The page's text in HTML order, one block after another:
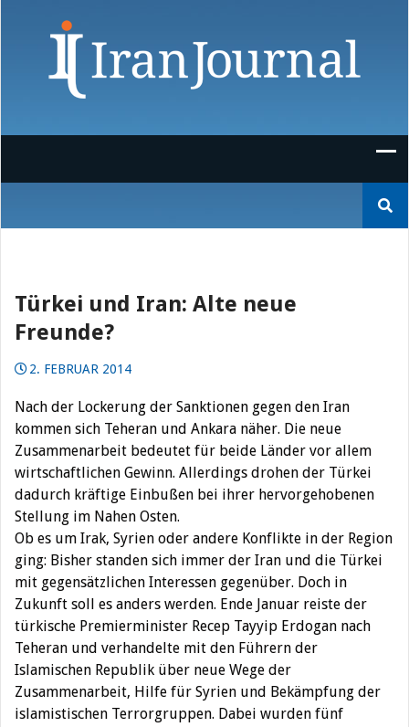
nach:
Türkei und Iran: Alte neue
Freunde?
2. FEBRUAR 2014
Nach der Lockerung der Sanktionen gegen den Iran
kommen sich Teheran und Ankara näher. Die neue
Zusammenarbeit bedeutet für beide Länder vor allem
wirtschaftlichen Gewinn. Allerdings drohen der Türkei
dadurch kräftige Einbußen bei ihrer hervorgehobenen
Stellung im Nahen Osten.
Ob es um Irak, Syrien oder andere Konflikte in der Region
ging: Bisher standen sich immer der Iran und die Türkei
mit gegensätzlichen Interessen gegenüber. Doch in
Zukunft soll es anders werden. Ende Januar reiste der
türkische Premierminister Recep Tayyip Erdogan nach
Teheran und verhandelte mit den Führern der
Islamischen Republik über neue Wege der
Zusammenarbeit, Hilfe für Syrien und Bekämpfung der
islamistischen Terrorgruppen. Dabei wurden fünf